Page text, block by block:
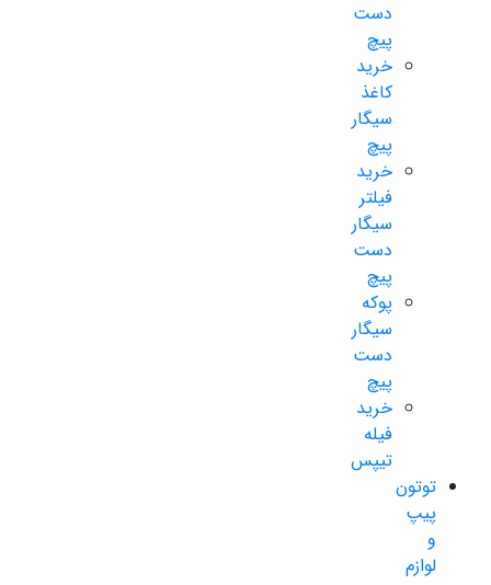
دست
پیچ
خرید
کاغذ
سیگار
پیچ
خرید
فیلتر
سیگار
دست
پیچ
پوکه
سیگار
دست
پیچ
خرید
فیله
تیپس
توتون
پیپ
و
لوازم